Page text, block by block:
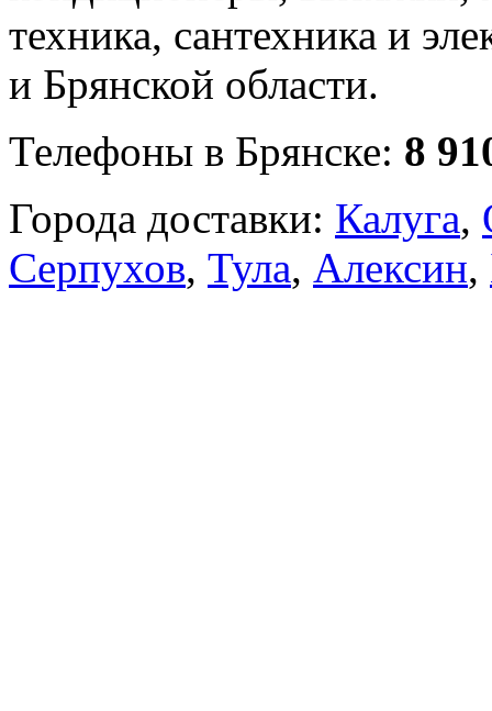
техника, сантехника и
и Брянской области.
Телефоны в Брянске: 8
Города доставки: Калуга,
Серпухов, Тула, Алексин,